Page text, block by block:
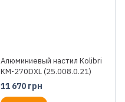
Алюминиевый настил Kolibri
KM-270DXL (25.008.0.21)
11 670 грн